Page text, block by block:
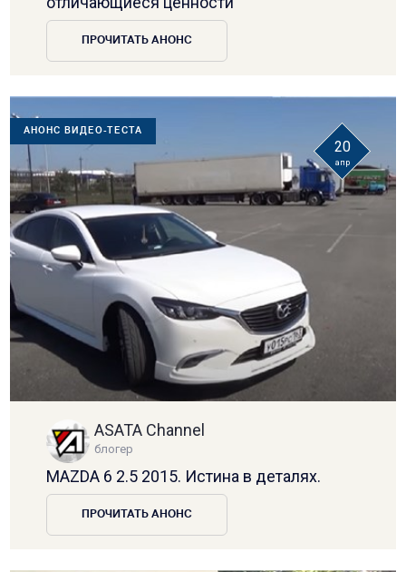
ПРОЧИТАТЬ АНОНС
АНОНС ВИДЕО-ТЕСТА
20
апр
ASATA Channel
блогер
MAZDA 6 2.5 2015. Истина в деталях.
ПРОЧИТАТЬ АНОНС